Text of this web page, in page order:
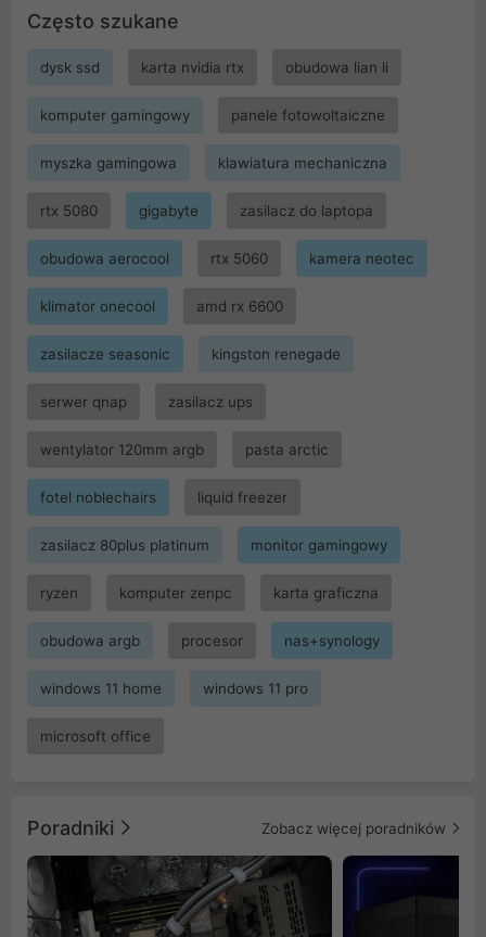
Często szukane
dysk ssd karta nvidia rtx obudowa lian li
komputer gamingowy panele fotowoltaiczne
myszka gamingowa klawiatura mechaniczna
rtx 5080 gigabyte zasilacz do laptopa
obudowa aerocool rtx 5060 kamera neotec
klimator onecool amd rx 6600
zasilacze seasonic kingston renegade
serwer qnap zasilacz ups
wentylator 120mm argb pasta arctic
fotel noblechairs liquid freezer
zasilacz 80plus platinum monitor gamingowy
ryzen komputer zenpc karta graficzna
obudowa argb procesor nas+synology
windows 11 home windows 11 pro
microsoft office
Poradniki Zobacz więcej poradników